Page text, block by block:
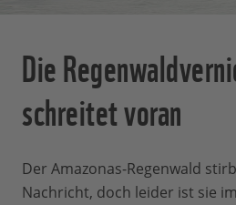
Die
schreitet voran
Der Amazonas-Regenwald
Nachricht, doch leider ist sie